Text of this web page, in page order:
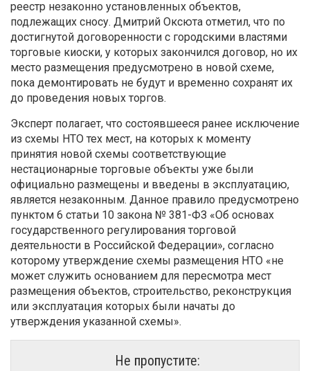
реестр незаконно установленных объектов,
подлежащих сносу. Дмитрий Оксюта отметил, что по
достигнутой договоренности с городскими властями
торговые киоски, у которых закончился договор, но их
место размещения предусмотрено в новой схеме,
пока демонтировать не будут и временно сохранят их
до проведения новых торгов.
Эксперт полагает, что состоявшееся ранее исключение
из схемы НТО тех мест, на которых к моменту
принятия новой схемы соответствующие
нестационарные торговые объекты уже были
официально размещены и введены в эксплуатацию,
является незаконным. Данное правило предусмотрено
пунктом 6 статьи 10 закона № 381-ФЗ «Об основах
государственного регулирования торговой
деятельности в Российской Федерации», согласно
которому утверждение схемы размещения НТО «не
может служить основанием для пересмотра мест
размещения объектов, строительство, реконструкция
или эксплуатация которых были начаты до
утверждения указанной схемы».
Не пропустите: